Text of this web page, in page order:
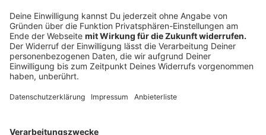
So konntet ihr dabei sein
Anzeige
maximal vier Begleitpersonen bewerben. Dazu
markieren.